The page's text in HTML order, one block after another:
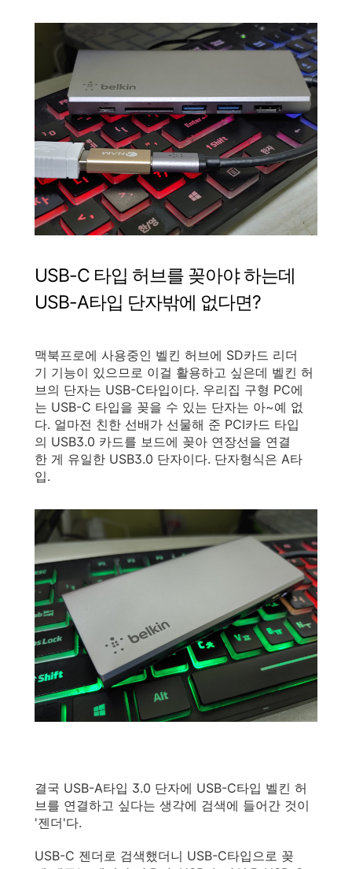
USB-C 타입 허브를 꽂아야 하는데
USB-A타입 단자밖에 없다면?
맥북프로에 사용중인 벨킨 허브에 SD카드 리더
기 기능이 있으므로 이걸 활용하고 싶은데 벨킨 허
브의 단자는 USB-C타입이다. 우리집 구형 PC에
는 USB-C 타입을 꽂을 수 있는 단자는 아~예 없
다. 얼마전 친한 선배가 선물해 준 PCI카드 타입
의 USB3.0 카드를 보드에 꽂아 연장선을 연결
한 게 유일한 USB3.0 단자이다. 단자형식은 A타
입.
결국 USB-A타입 3.0 단자에 USB-C타입 벨킨 허
브를 연결하고 싶다는 생각에 검색에 들어간 것이
'젠더'다.
USB-C 젠더로 검색했더니 USB-C타입으로 꽂